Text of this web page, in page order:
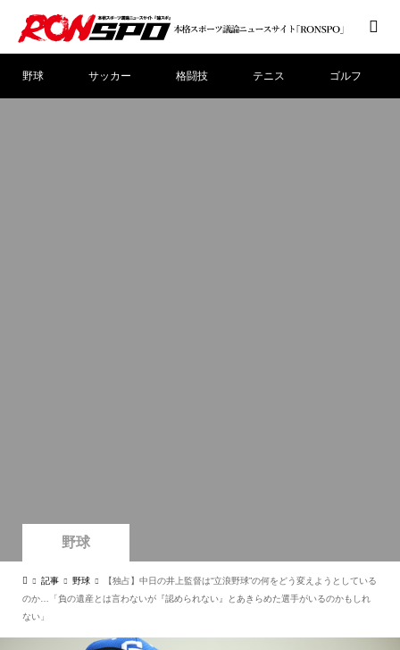
野球 サッカー 格闘技 テニス ゴルフ
野球
記事 野球
【独占】中日の井上監督は“立浪野球”の何をどう変えようとしている
のか…「負の遺産とは言わないが『認められない』とあきらめた選手がいるのかもしれ
ない」